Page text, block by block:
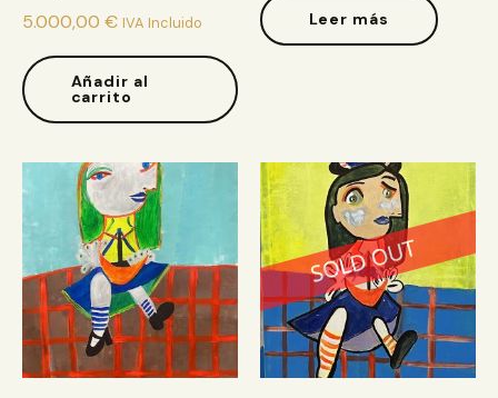
5.000,00 € IVA Incluido
Añadir al
carrito
Leer más